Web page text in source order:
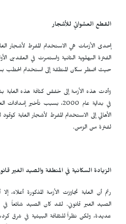
القطع العشوائي للأشجار
إحدى الأزمات هي الاستخدام المفرط لأشجار
الفترة البهلوية الثانية واستمرت في العقدين
حيث اضطر سكان المنطقة إلى استخدام الحطب
وأدت هذه الأزمة إلى خفض كثافة هذه
في بداية عام 2000، بسبب تأخير
الأهالي إلى الاستخدام المفرط لأشجار الغابة
لفترة من الزمن.
الزيادة السكانية في المنطقة والصيد الغير
رغم أن الغابة تجاوزت الأزمة المذكورة
الصيد الغير قانوني. لقد كان الصيد شائعاً
عديدة، ولكن نظراً للثقافة البيئية في شرق